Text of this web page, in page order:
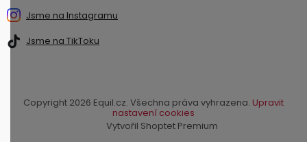
Jsme na Instagramu
Jsme na TikToku
Vytvořil Shoptet Premium
Copyright 2026 Equil.cz. Všechna práva vyhrazena. Upravit
nastavení cookies